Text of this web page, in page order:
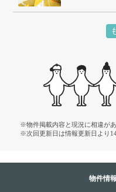
※物件掲載内容と現況に相違が
※次回更新日は情報更新日より14
物件情